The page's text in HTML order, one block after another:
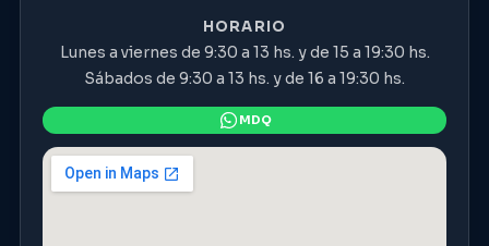
HORARIO
Lunes a viernes de 9:30 a 13 hs. y de 15 a 19:30 hs.
Sábados de 9:30 a 13 hs. y de 16 a 19:30 hs.